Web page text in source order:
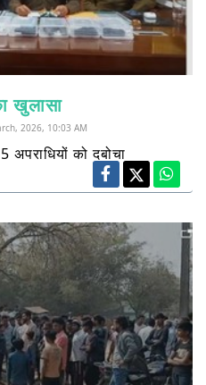
खुलासा
2026, 10:03 AM
को दबोचा